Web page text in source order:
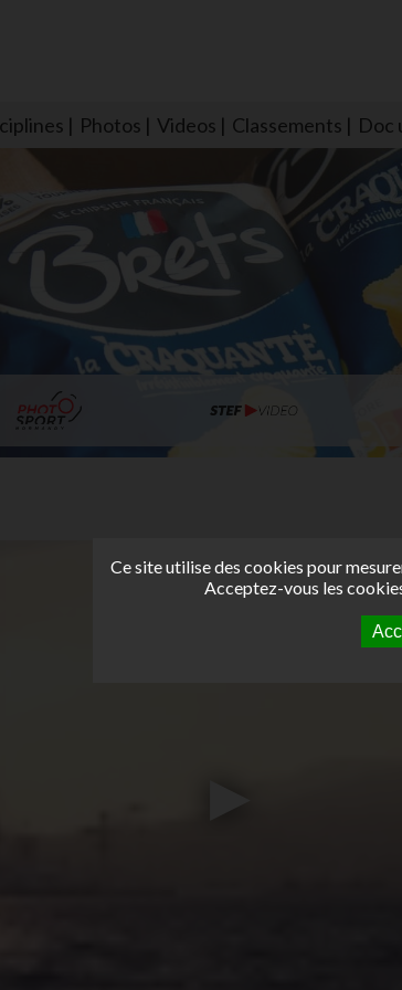
Photos Videos Classements Doc
L'aff soutient les SNS253 et SNS604 qui veillent sur
Ce site utilise des cookies pour
Acceptez-vous les